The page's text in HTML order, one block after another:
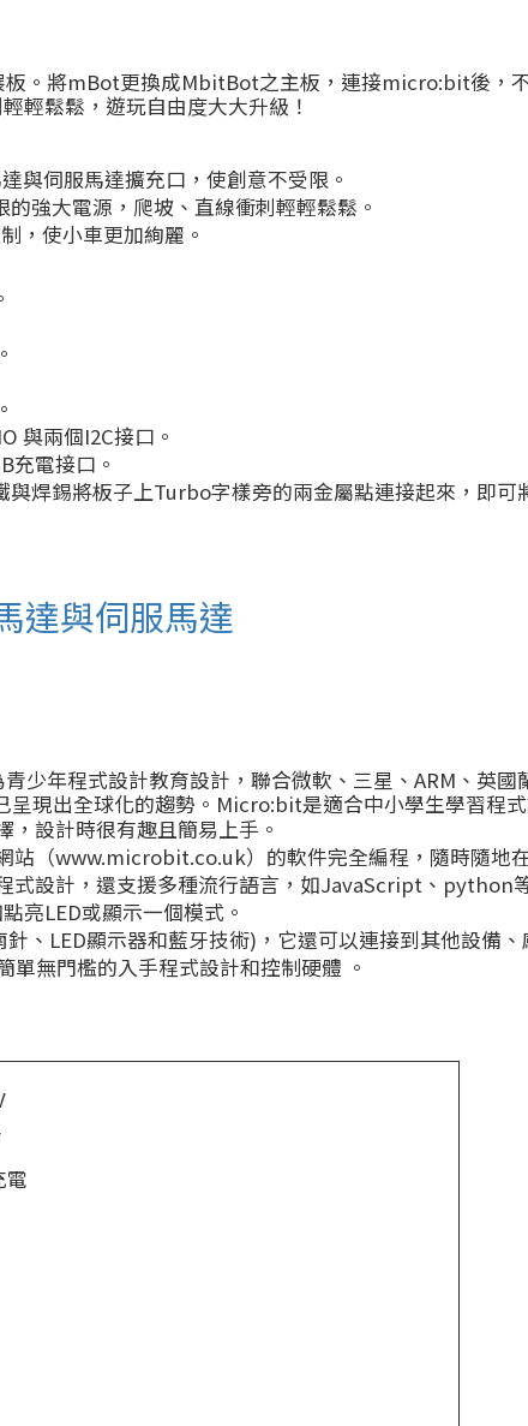
。將mBot更換成MbitBot之主板，連接micro:bit後，
輕鬆鬆，遊玩自由度大大升級！
與伺服馬達擴充口，使創意不受限。
強大電源，爬坡、直線衝刺輕輕鬆鬆。
，使小車更加絢麗。
與兩個I2C接口。
充電接口。
焊錫將板子上Turbo字樣旁的兩金屬點連接起來，即可
達與伺服馬達
少年程式設計教育設計，聯合微軟、三星、ARM、英
現出全球化的趨勢。Micro:bit是適合中小學生學習程式
設計時很有趣且簡易上手。
站（www.microbit.co.uk）的軟件完全編程，隨時隨地
式設計，還支援多種流行語言，如JavaScript、
亮LED或顯示一個模式。
、LED顯示器和藍牙技術)，它還可以連接到其他設
無門檻的入手程式設計和控制硬體 。
電